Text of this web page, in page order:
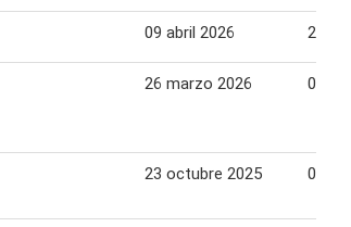
09 abril 2026 22
26 marzo 2026 08
23 octubre 2025 06